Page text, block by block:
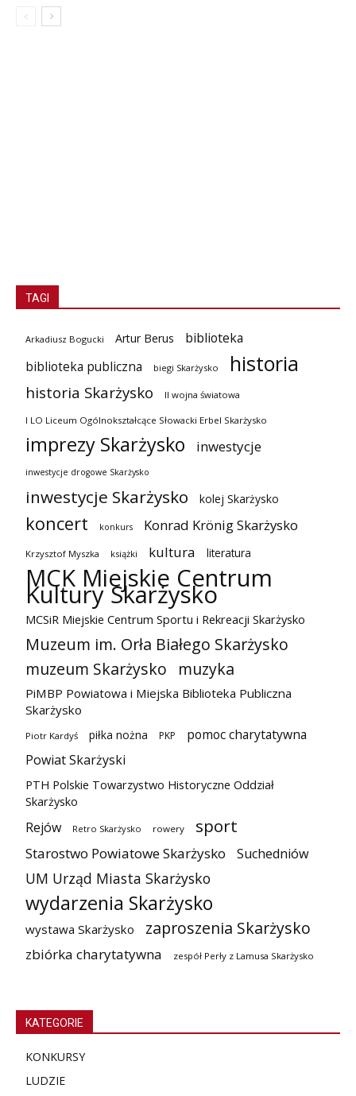
TAGI
Arkadiusz Bogucki Artur Berus
biblioteka
biblioteka publiczna
biegi Skarżysko historia
historia Skarżysko II wojna światowa
I LO Liceum Ogólnokształcące Słowacki Erbel Skarżysko
imprezy Skarżysko inwestycje
inwestycje drogowe Skarżysko
inwestycje Skarżysko kolej Skarżysko
koncert konkurs Konrad Krönig Skarżysko
Krzysztof Myszka książki kultura literatura
MCK Miejskie Centrum
Kultury Skarżysko
MCSiR Miejskie Centrum Sportu i Rekreacji Skarżysko
Muzeum im. Orła Białego Skarżysko
muzeum Skarżysko
muzyka
PiMBP Powiatowa i Miejska Biblioteka Publiczna
Skarżysko
Piotr Kardyś piłka nożna PKP
pomoc charytatywna
Powiat Skarżyski
PTH Polskie Towarzystwo Historyczne Oddział
Skarżysko
Rejów Retro Skarżysko rowery sport
Starostwo Powiatowe Skarżysko Suchedniów
UM Urząd Miasta Skarżysko
wydarzenia Skarżysko
wystawa Skarżysko zaproszenia Skarżysko
zbiórka charytatywna zespół Perły z Lamusa Skarżysko
KATEGORIE
KONKURSY
LUDZIE